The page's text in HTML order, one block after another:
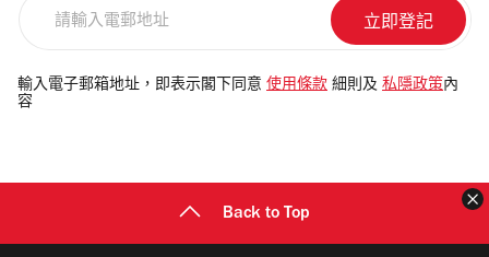
電
郵
輸入電子郵箱地址，即表示閣下同意 使用條款 細則及 私隱政策 內
容
Back to Top